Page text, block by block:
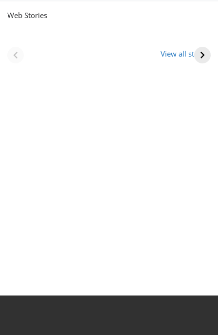
Web Stories
View all stories
(राजस्थान) |
Formation Of New
आभूषण (women’s